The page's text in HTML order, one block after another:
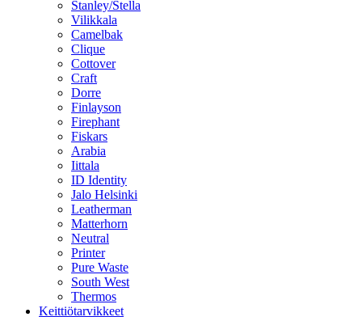
Stanley/Stella
Vilikkala
Camelbak
Clique
Cottover
Craft
Dorre
Finlayson
Firephant
Fiskars
Arabia
Iittala
ID Identity
Jalo Helsinki
Leatherman
Matterhorn
Neutral
Printer
Pure Waste
South West
Thermos
Keittiötarvikkeet